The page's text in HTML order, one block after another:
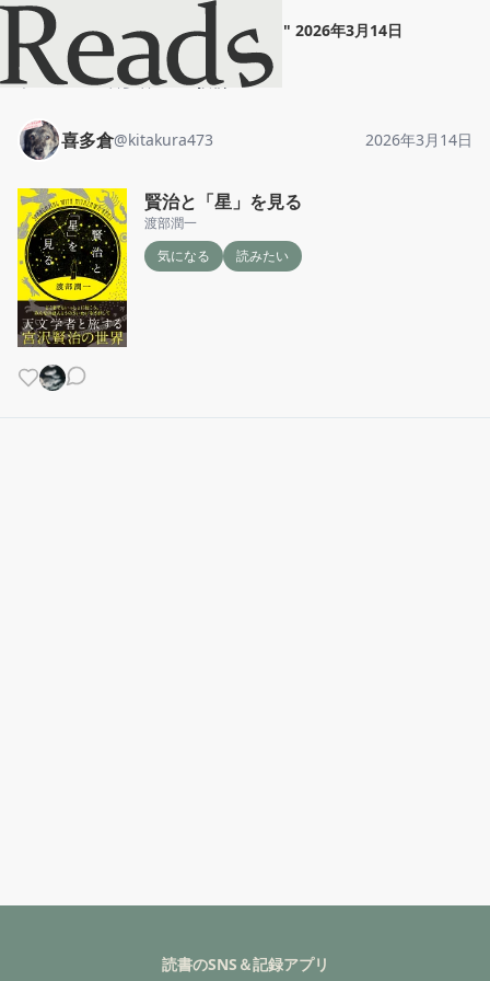
喜多倉"賢治と「星」を見る " 2026年3月14日
ホーム 喜多倉 投稿
喜多倉@kitakura473 2026年3月14日
賢治と「星」を見る
渡部潤一
気になる
読みたい
読書のSNS＆記録アプリ